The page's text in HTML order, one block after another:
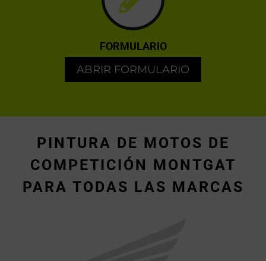
FORMULARIO
ABRIR FORMULARIO
PINTURA DE MOTOS DE
COMPETICIÓN MONTGAT
PARA TODAS LAS MARCAS